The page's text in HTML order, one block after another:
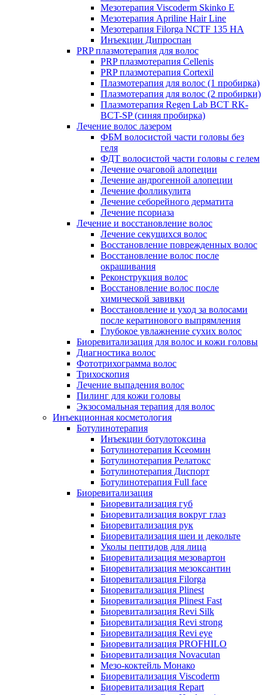
Мезотерапия Viscoderm Skinko E
Мезотерапия Apriline Hair Line
Мезотерапия Filorga NCTF 135 HA
Инъекции Дипроспан
PRP плазмотерапия для волос
PRP плазмотерапия Cellenis
PRP плазмотерапия Cortexil
Плазмотерапия для волос (1 пробирка)
Плазмотерапия для волос (2 пробирки)
Плазмотерапия Regen Lab BCT RK-
BCT-SP (синяя пробирка)
Лечение волос лазером
ФБМ волосистой части головы без
геля
ФДТ волосистой части головы с гелем
Лечение очаговой алопеции
Лечение андрогенной алопеции
Лечение фолликулита
Лечение себорейного дерматита
Лечение псориаза
Лечение и восстановление волос
Лечение секущихся волос
Восстановление поврежденных волос
Восстановление волос после
окрашивания
Реконструкция волос
Восстановление волос после
химической завивки
Восстановление и уход за волосами
после кератинового выпрямления
Глубокое увлажнение сухих волос
Биоревитализация для волос и кожи головы
Диагностика волос
Фототрихограмма волос
Трихоскопия
Лечение выпадения волос
Пилинг для кожи головы
Экзосомальная терапия для волос
Инъекционная косметология
Ботулинотерапия
Инъекции ботулотоксина
Ботулинотерапия Ксеомин
Ботулинотерапия Релатокс
Ботулинотерапия Диспорт
Ботулинотерапия Full face
Биоревитализация
Биоревитализация губ
Биоревитализация вокруг глаз
Биоревитализация рук
Биоревитализация шеи и декольте
Уколы пептидов для лица
Биоревитализация мезовартон
Биоревитализация мезоксантин
Биоревитализация Filorga
Биоревитализация Plinest
Биоревитализация Plinest Fast
Биоревитализация Revi Silk
Биоревитализация Revi strong
Биоревитализация Revi eye
Биоревитализация PROFHILO
Биоревитализация Novacutan
Мезо-коктейль Монако
Биоревитализация Viscoderm
Биоревитализация Repart